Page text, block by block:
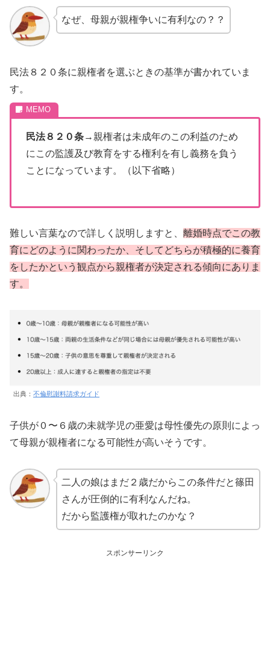
なぜ、母親が親権争いに有利なの？？
民法８２０条に親権者を選ぶときの基準が書かれていま
す。
民法８２０条→親権者は未成年のこの利益のため
にこの監護及び教育をする権利を有し義務を負う
ことになっています。（以下省略）
難しい言葉なので詳しく説明しますと、 離婚時点でこの教
育にどのように関わったか、そしてどちらが積極的に養育
をしたかという観点から親権者が決定される傾向にありま
す。
出典： 不倫慰謝料請求ガイド
子供が０〜６歳の未就学児の亜愛は母性優先の原則によっ
て母親が親権者になる可能性が高いそうです。
二人の娘はまだ２歳だからこの条件だと篠田
さんが圧倒的に有利なんだね。
だから監護権が取れたのかな？
スポンサーリンク